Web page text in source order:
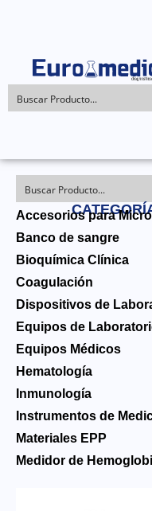
Accesorios para
Banco de sangre
Bioquímica Clínica
Coagulación
Dispositivos de
Equipos de
Equipos Médicos
Hematología
Inmunología
Instrumentos de
Materiales EPP
Medidor de